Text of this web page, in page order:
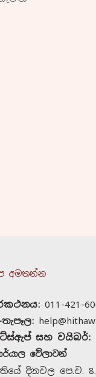
අමතන්න
011-421-
සහ වයිබර්:
වේලාවන්
දිනවල පෙ.ව.